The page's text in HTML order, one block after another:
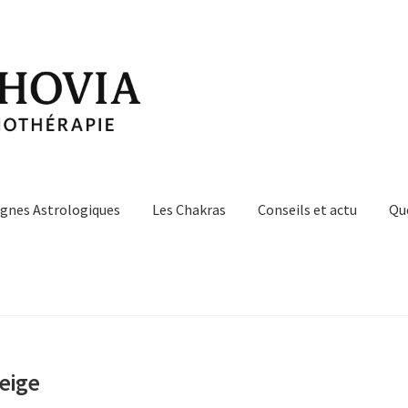
Astrologiques Les Chakras Conseils et actu